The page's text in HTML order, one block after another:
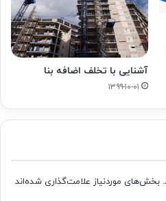
آشنایی با تخلف اضافه بنا
۱۳۹۹-۱۰-۰۱
بخش‌های موردنیاز علامت‌گذاری شده‌اند